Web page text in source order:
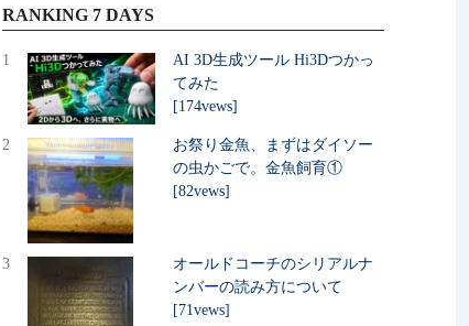
RANKING 7 DAYS
1
AI 3D生成ツール Hi3Dつかっ
てみた
[174vews]
2
お祭り金魚、まずはダイソー
の虫かごで。金魚飼育①
[82vews]
3
オールドコーチのシリアルナ
ンバーの読み方について
[71vews]